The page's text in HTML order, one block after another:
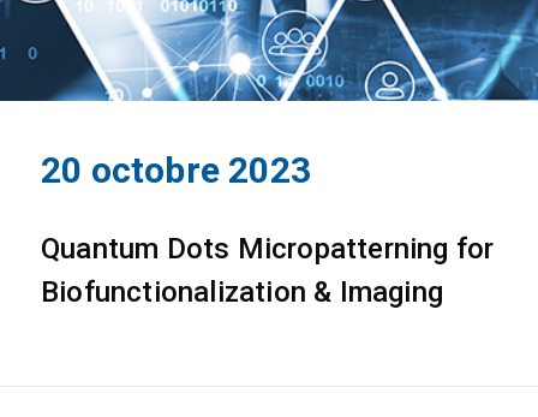
20 octobre 2023
Quantum Dots Micropatterning for
Biofunctionalization & Imaging